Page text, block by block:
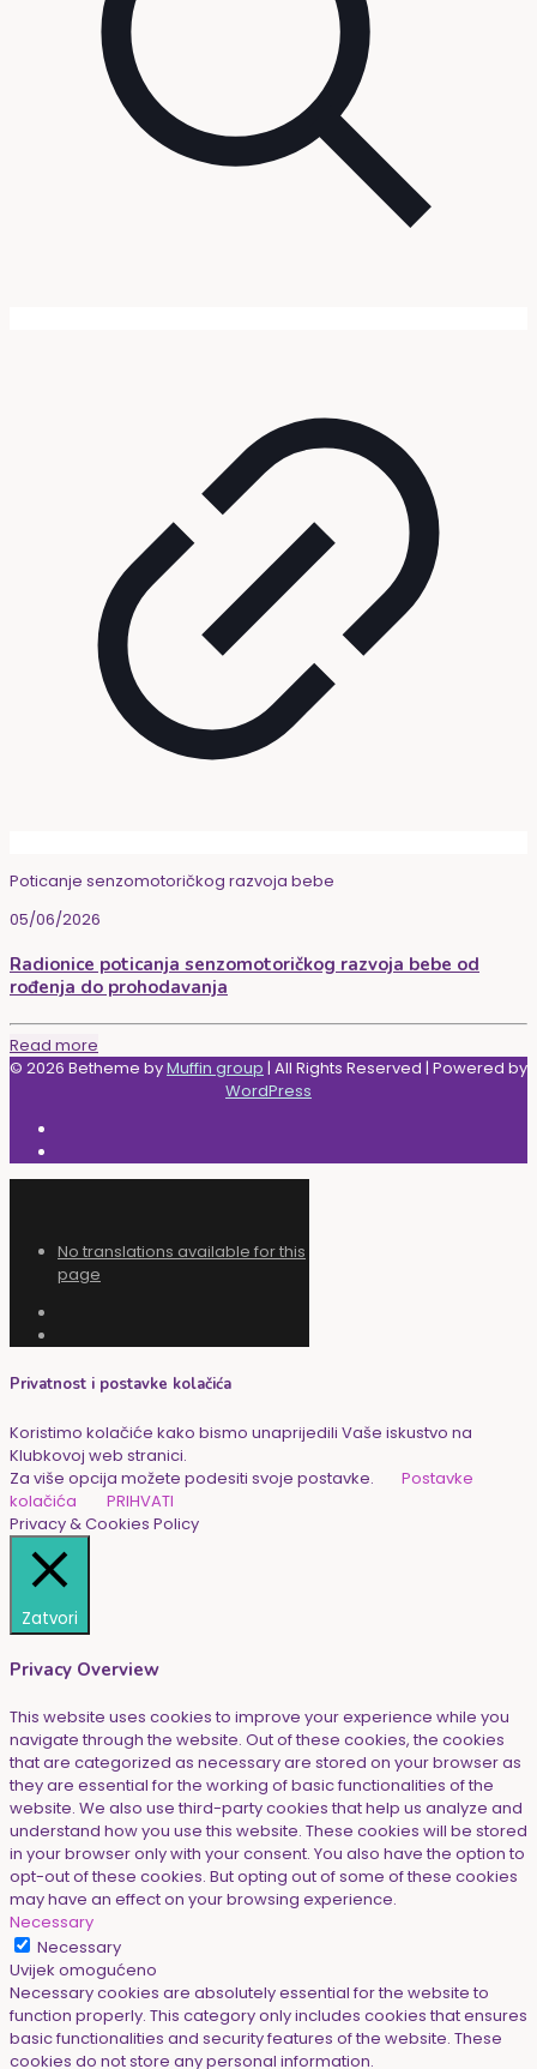
Poticanje senzomotoričkog razvoja bebe
05/06/2026
Radionice poticanja senzomotoričkog razvoja bebe od
rođenja do prohodavanja
Read more
© 2026 Betheme byMuffin group | All Rights Reserved | Powered by
WordPress
No translations available for this
page
Privatnost i postavke kolačića
Koristimo kolačiće kako bismo unaprijedili Vaše iskustvo na
Klubkovoj web stranici.
Za više opcija možete podesiti svoje postavke.
Postavke
kolačića
PRIHVATI
Privacy & Cookies Policy
Zatvori
Privacy Overview
This website uses cookies to improve your experience while you
navigate through the website. Out of these cookies, the cookies
that are categorized as necessary are stored on your browser as
they are essential for the working of basic functionalities of the
website. We also use third-party cookies that help us analyze and
understand how you use this website. These cookies will be stored
in your browser only with your consent. You also have the option to
opt-out of these cookies. But opting out of some of these cookies
may have an effect on your browsing experience.
Necessary
Necessary
Uvijek omogućeno
Necessary cookies are absolutely essential for the website to
function properly. This category only includes cookies that ensures
basic functionalities and security features of the website. These
cookies do not store any personal information.